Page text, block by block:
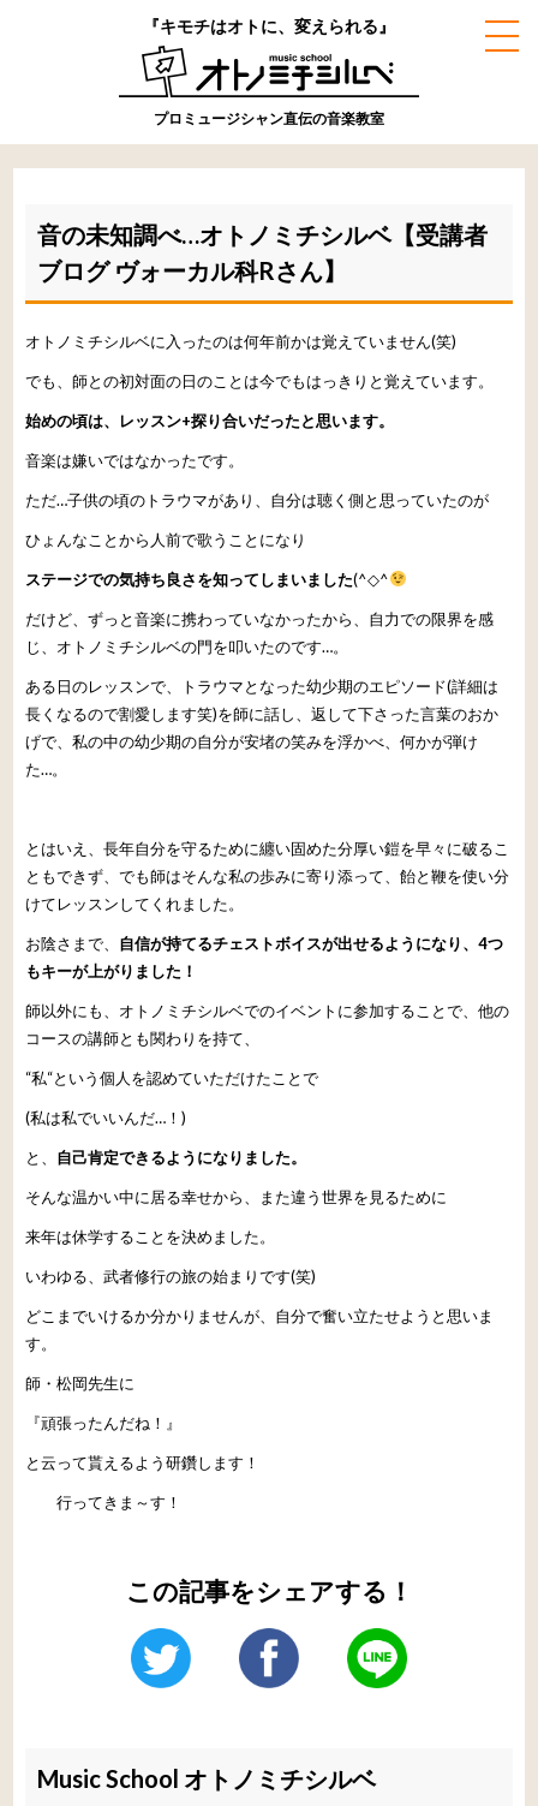
『キモチはオトに、変えられる』
プロミュージシャン直伝の音楽教室
音の未知調べ…オトノミチシルベ【受講者
ブログ ヴォーカル科Rさん】
オトノミチシルベに入ったのは何年前かは覚えていません(笑)
でも、師との初対面の日のことは今でもはっきりと覚えています。
始めの頃は、レッスン+探り合いだったと思います。
音楽は嫌いではなかったです。
ただ…子供の頃のトラウマがあり、自分は聴く側と思っていたのが
ひょんなことから人前で歌うことになり
ステージでの気持ち良さを知ってしまいました(^◇^
だけど、ずっと音楽に携わっていなかったから、自力での限界を感
じ、オトノミチシルベの門を叩いたのです…。
ある日のレッスンで、トラウマとなった幼少期のエピソード(詳細は
長くなるので割愛します笑)を師に話し、返して下さった言葉のおか
げで、私の中の幼少期の自分が安堵の笑みを浮かべ、何かが弾け
た…。
とはいえ、長年自分を守るために纏い固めた分厚い鎧を早々に破るこ
ともできず、でも師はそんな私の歩みに寄り添って、飴と鞭を使い分
けてレッスンしてくれました。
お陰さまで、 自信が持てるチェストボイスが出せるようになり、4つ
もキーが上がりました！
師以外にも、オトノミチシルベでのイベントに参加することで、他の
コースの講師とも関わりを持て、
“私“という個人を認めていただけたことで
(私は私でいいんだ… ！)
と、 自己肯定できるようになりました。
そんな温かい中に居る幸せから、また違う世界を見るために
来年は休学することを決めました。
いわゆる、武者修行の旅の始まりです(笑)
どこまでいけるか分かりませんが、自分で奮い立たせようと思いま
す。
師・松岡先生に
『頑張ったんだね！』
と云って貰えるよう研鑽します！
行ってきま～す！
この記事をシェアする！
Music School オトノミチシルベ